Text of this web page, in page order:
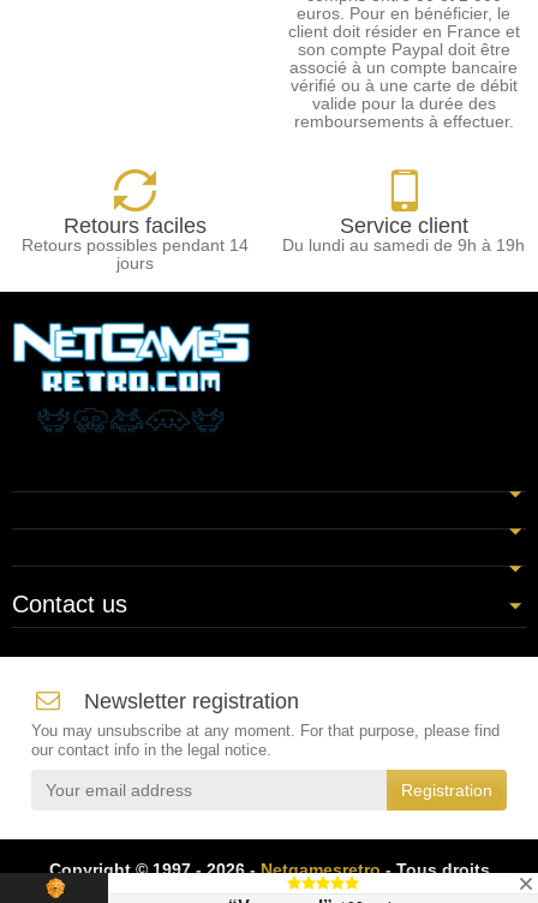
euros. Pour en bénéficier, le
client doit résider en France et
son compte Paypal doit être
associé à un compte bancaire
vérifié ou à une carte de débit
valide pour la durée des
remboursements à effectuer.
Retours faciles
Retours possibles pendant 14
jours
Service client
Du lundi au samedi de 9h à 19h
Contact us
Newsletter registration
You may unsubscribe at any moment. For that purpose, please find
our contact info in the legal notice.
Copyright © 1997 - 2026 -Netgamesretro- Tous droits
réservés